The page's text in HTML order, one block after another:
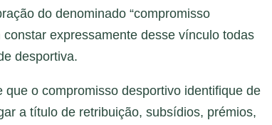
do denominado “compromisso
expressamente desse vínculo todas
desportiva.
o compromisso desportivo identifique de
a título de retribuição, subsídios, prémios,